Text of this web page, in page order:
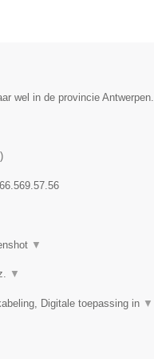
wel in de provincie Antwerpen.
)
▼
▼
Digitale toepassing in ▼